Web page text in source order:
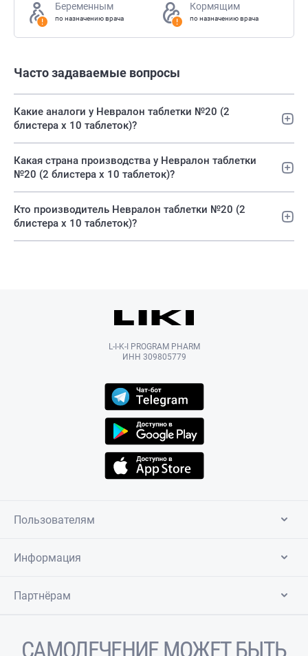
Беременным
по назначению врача
Кормящим
по назначению врача
Часто задаваемые вопросы
Какие аналоги у Невралон таблетки №20 (2
блистера х 10 таблеток)?
Какая страна производства у Невралон таблетки
№20 (2 блистера х 10 таблеток)?
Кто производитель Невралон таблетки №20 (2
блистера х 10 таблеток)?
L-I-K-I PROGRAM PHARM
ИНН 309805779
Пользователям
Информация
Партнёрам
САМОЛЕЧЕНИЕ МОЖЕТ БЫТЬ